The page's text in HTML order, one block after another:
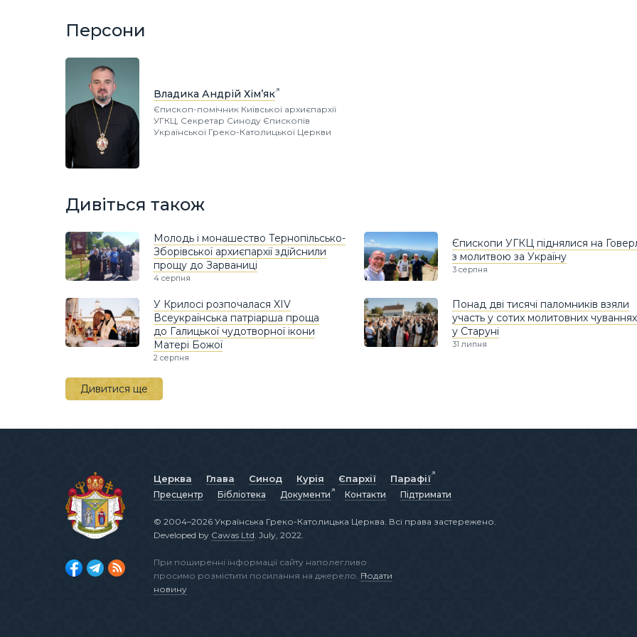
Персони
Владика Андрій Хім’як
Єпископ-помічник Київської архиєпархії
УГКЦ, Секретар Синоду Єпископів
Української Греко-Католицької Церкви
Дивіться також
Молодь і монашество Тернопільсько-
Зборівської архиєпархії здійснили
прощу до Зарваниці
4 серпня
Єпископи УГКЦ піднялися на
з молитвою за Україну
3 серпня
У Крилосі розпочалася XIV
Всеукраїнська патріарша проща
до Галицької чудотворної ікони
Матері Божої
2 серпня
Понад дві тисячі паломників взяли
участь у сотих молитовних чуваннях
у Старуні
31 липня
Дивитися ще
Церква Глава Синод Курія Єпархії Парафії
Пресцентр Бібліотека Документи Контакти Підтримати
© 2004–2026 Українська Греко-Католицька Церква. Всі права застережено.
Developed by Cawas Ltd . July, 2022.
При поширенні інформації сайту наполегливо
просимо розмістити посилання на джерело. Подати
новину